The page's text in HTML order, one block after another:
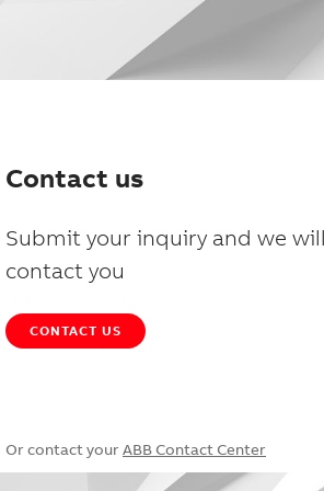
Contact us
Submit your inquiry and we will
contact you
CONTACT US
Or contact your ABB Contact Center